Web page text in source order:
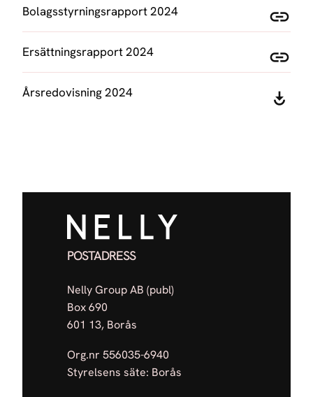
Bolagsstyrningsrapport 2024
Ersättningsrapport 2024
Årsredovisning 2024
POSTADRESS
Nelly Group AB (publ)
Box 690
601 13, Borås
Org.nr 556035-6940
Styrelsens säte: Borås